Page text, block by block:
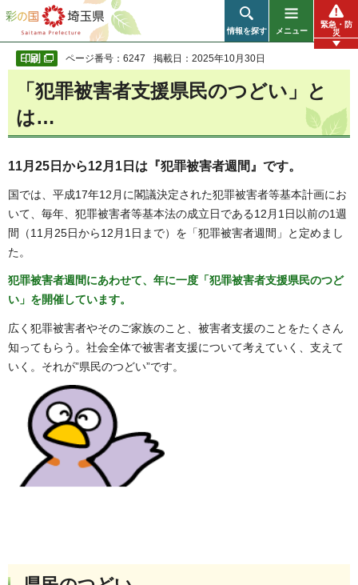
彩の国 埼玉県
情報を探す メニュー
緊急・防
災
ページ番号：6247 掲載日：2025年10月30日
「犯罪被害者支援県民のつどい」と
は…
11月25日から12月1日は『犯罪被害者週間』です。
国では、平成17年12月に閣議決定された犯罪被害者等基本計画にお
いて、毎年、犯罪被害者等基本法の成立日である12月1日以前の1週
間（11月25日から12月1日まで）を「犯罪被害者週間」と定めまし
た。
犯罪被害者週間にあわせて、年に一度「犯罪被害者支援県民のつど
い」を開催しています。
広く犯罪被害者やそのご家族のこと、被害者支援のことをたくさん
知ってもらう。社会全体で被害者支援について考えていく、支えて
いく。それが”県民のつどい”です。